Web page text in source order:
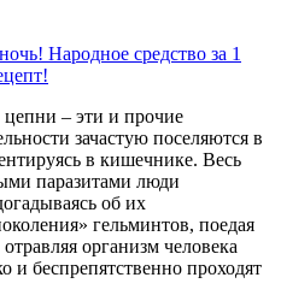
– эти и прочие
зачастую поселяются в
в кишечнике. Весь
паразитами люди
об их
гельминтов, поедая
организм человека
и беспрепятственно проходят